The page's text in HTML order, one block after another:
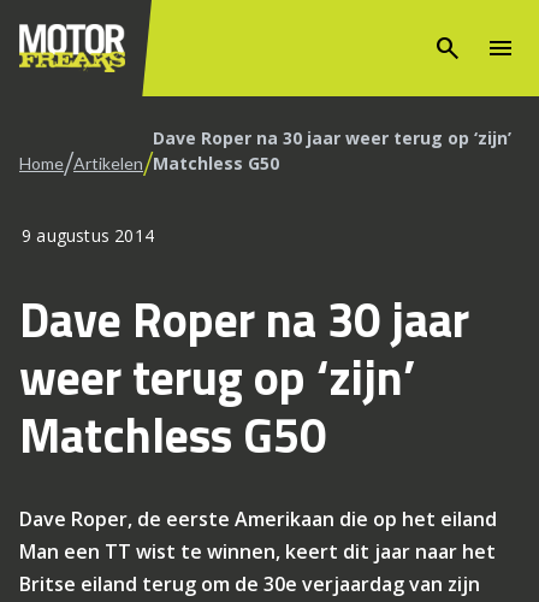
search menu
Home/Artikelen/Dave Roper na 30 jaar weer terug op ‘zijn’
Matchless G50
9 augustus 2014
Dave Roper na 30 jaar
weer terug op ‘zijn’
Matchless G50
Dave Roper, de eerste Amerikaan die op het eiland
Man een TT wist te winnen, keert dit jaar naar het
Britse eiland terug om de 30e verjaardag van zijn